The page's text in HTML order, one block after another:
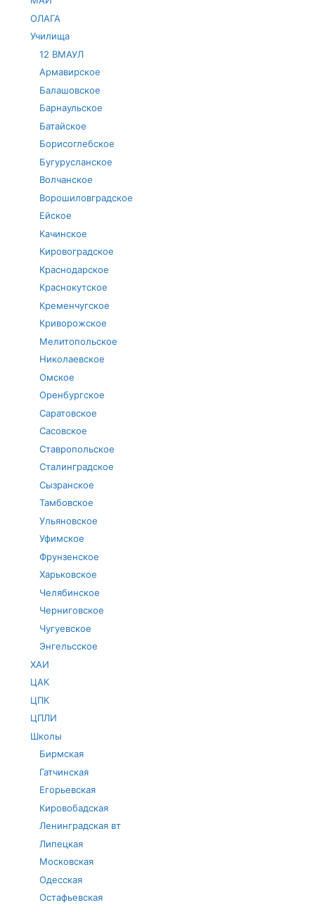
ОЛАГА
Училища
12 ВМАУЛ
Армавирское
Балашовское
Барнаульское
Батайское
Борисоглебское
Бугурусланское
Волчанское
Ворошиловградское
Ейское
Качинское
Кировоградское
Краснодарское
Краснокутское
Кременчугское
Криворожское
Мелитопольское
Николаевское
Омское
Оренбургское
Саратовское
Сасовское
Ставропольское
Сталинградское
Сызранское
Тамбовское
Ульяновское
Уфимское
Фрунзенское
Харьковское
Челябинское
Черниговское
Чугуевское
Энгельсское
ХАИ
ЦАК
ЦПК
ЦПЛИ
Школы
Бирмская
Гатчинская
Егорьевская
Кировобадская
Ленинградская вт
Липецкая
Московская
Одесская
Остафьевская